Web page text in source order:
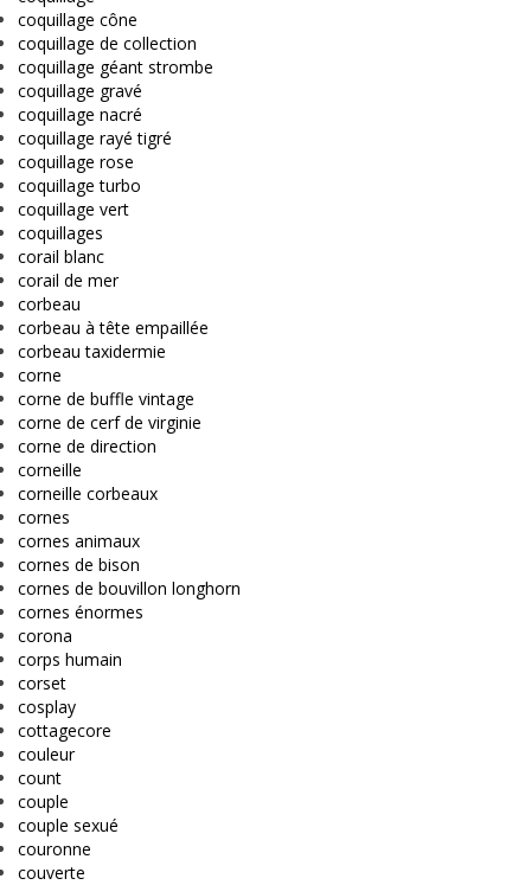
coquillage cône
coquillage de collection
coquillage géant strombe
coquillage gravé
coquillage nacré
coquillage rayé tigré
coquillage rose
coquillage turbo
coquillage vert
coquillages
corail blanc
corail de mer
corbeau
corbeau à tête empaillée
corbeau taxidermie
corne
corne de buffle vintage
corne de cerf de virginie
corne de direction
corneille
corneille corbeaux
cornes
cornes animaux
cornes de bison
cornes de bouvillon longhorn
cornes énormes
corona
corps humain
corset
cosplay
cottagecore
couleur
count
couple
couple sexué
couronne
couverte